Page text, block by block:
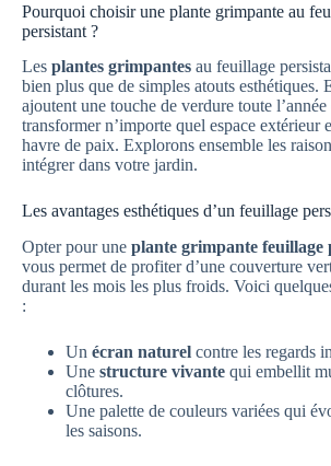
Pourquoi choisir une plante grimpante au
persistant ?
Les plantes grimpantes au feuillage
bien plus que de simples atouts esthétiques.
ajoutent une touche de verdure toute
transformer n’importe quel espace extérieur
havre de paix. Explorons ensemble les
intégrer dans votre jardin.
Les avantages esthétiques d’un feuillage
Opter pour une plante grimpante feuillage
vous permet de profiter d’une couverture
durant les mois les plus froids. Voici
:
Un écran naturel contre les regards
Une structure vivante qui embellit
clôtures.
Une palette de couleurs variées qui
les saisons.